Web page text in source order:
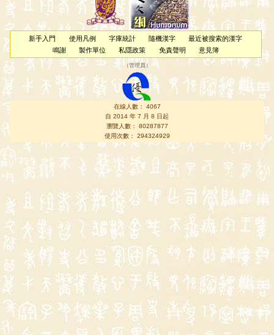
新手入門 使用凡例 字庫統計 隨機漢字
最近被搜索的漢字
鳴謝
製作單位 私隱政策 免責聲明 意見簿
（管理員 ）
在線人數： 4067
自 2014 年 7 月 8 日起
瀏覽人數： 80287877
使用次數： 294324929